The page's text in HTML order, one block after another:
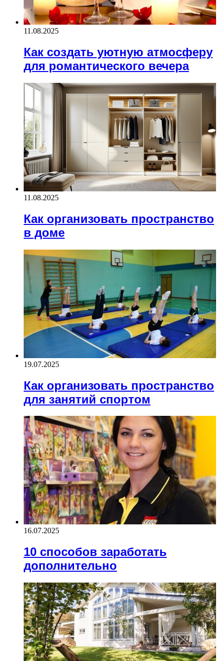
11.08.2025
Как создать уютную атмосферу
для романтического вечера
11.08.2025
Как организовать пространство
в доме
19.07.2025
Как организовать пространство
для занятий спортом
16.07.2025
10 способов заработать
дополнительно